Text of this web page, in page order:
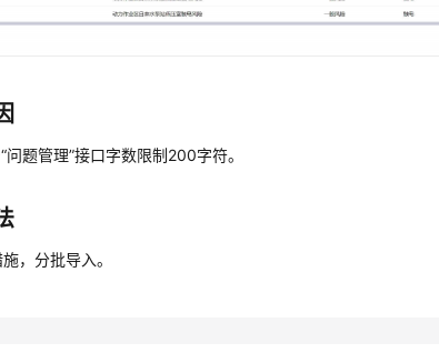
问题管理”接口字数限制200字符。
，分批导入。